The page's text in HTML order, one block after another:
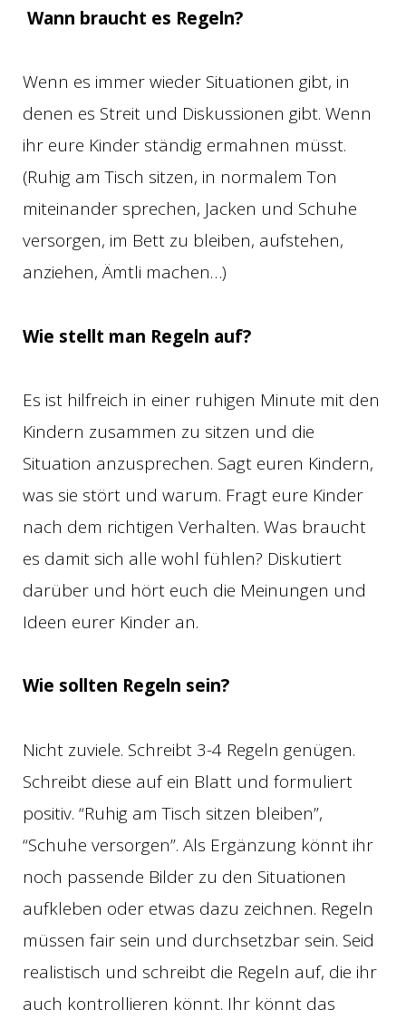
Wann braucht es Regeln?
Wenn es immer wieder Situationen gibt, in
denen es Streit und Diskussionen gibt. Wenn
ihr eure Kinder ständig ermahnen müsst.
(Ruhig am Tisch sitzen, in normalem Ton
miteinander sprechen, Jacken und Schuhe
versorgen, im Bett zu bleiben, aufstehen,
anziehen, Ämtli machen…)
Wie stellt man Regeln auf?
Es ist hilfreich in einer ruhigen Minute mit den
Kindern zusammen zu sitzen und die
Situation anzusprechen. Sagt euren Kindern,
was sie stört und warum. Fragt eure Kinder
nach dem richtigen Verhalten. Was braucht
es damit sich alle wohl fühlen? Diskutiert
darüber und hört euch die Meinungen und
Ideen eurer Kinder an.
Wie sollten Regeln sein?
Nicht zuviele. Schreibt 3-4 Regeln genügen.
Schreibt diese auf ein Blatt und formuliert
positiv. “Ruhig am Tisch sitzen bleiben”,
“Schuhe versorgen”. Als Ergänzung könnt ihr
noch passende Bilder zu den Situationen
aufkleben oder etwas dazu zeichnen. Regeln
müssen fair sein und durchsetzbar sein. Seid
realistisch und schreibt die Regeln auf, die ihr
auch kontrollieren könnt. Ihr könnt das